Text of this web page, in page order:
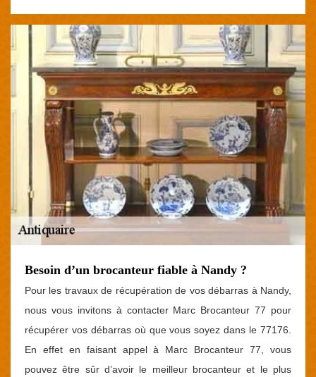
Besoin d’un brocanteur fiable à Nandy ?
Pour les travaux de récupération de vos débarras à Nandy,
nous vous invitons à contacter Marc Brocanteur 77 pour
récupérer vos débarras où que vous soyez dans le 77176.
En effet en faisant appel à Marc Brocanteur 77, vous
pouvez être sûr d’avoir le meilleur brocanteur et le plus